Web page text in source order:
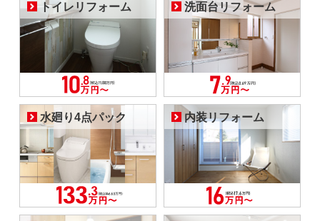
トイレリフォーム 洗面台リフォーム
水廻り4点パック 内装リフォーム